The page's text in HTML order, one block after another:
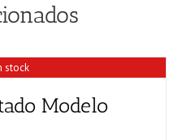
stock
Modelo